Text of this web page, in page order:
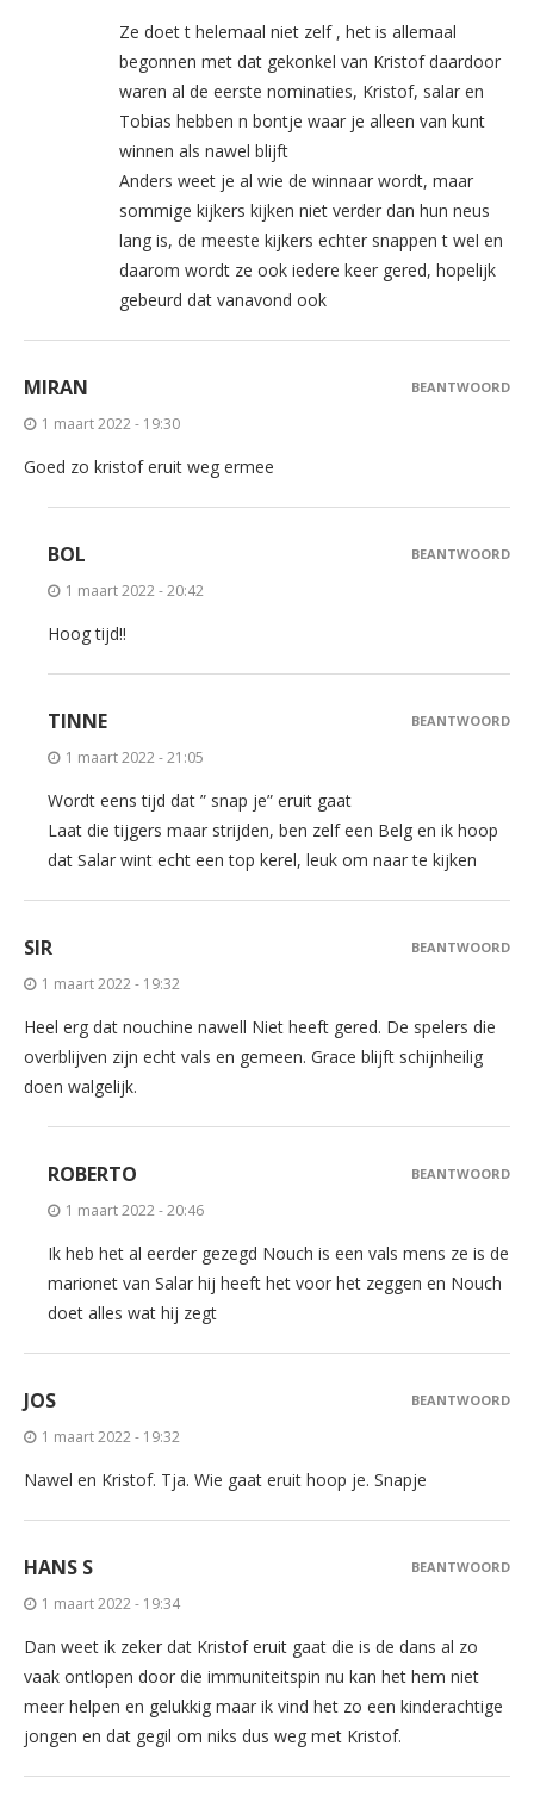
Ze doet t helemaal niet zelf , het is allemaal
begonnen met dat gekonkel van Kristof daardoor
waren al de eerste nominaties, Kristof, salar en
Tobias hebben n bontje waar je alleen van kunt
winnen als nawel blijft
Anders weet je al wie de winnaar wordt, maar
sommige kijkers kijken niet verder dan hun neus
lang is, de meeste kijkers echter snappen t wel en
daarom wordt ze ook iedere keer gered, hopelijk
gebeurd dat vanavond ook
MIRAN
1 maart 2022 - 19:30
Goed zo kristof eruit weg ermee
BEANTWOORD
BOL
1 maart 2022 - 20:42
Hoog tijd!!
BEANTWOORD
TINNE
1 maart 2022 - 21:05
Wordt eens tijd dat ” snap je” eruit gaat
Laat die tijgers maar strijden, ben zelf een Belg en ik hoop
dat Salar wint echt een top kerel, leuk om naar te kijken
BEANTWOORD
SIR
1 maart 2022 - 19:32
Heel erg dat nouchine nawell Niet heeft gered. De spelers die
overblijven zijn echt vals en gemeen. Grace blijft schijnheilig
doen walgelijk.
BEANTWOORD
ROBERTO
1 maart 2022 - 20:46
Ik heb het al eerder gezegd Nouch is een vals mens ze is de
marionet van Salar hij heeft het voor het zeggen en Nouch
doet alles wat hij zegt
BEANTWOORD
JOS
1 maart 2022 - 19:32
Nawel en Kristof. Tja. Wie gaat eruit hoop je. Snapje
BEANTWOORD
HANS S
1 maart 2022 - 19:34
Dan weet ik zeker dat Kristof eruit gaat die is de dans al zo
vaak ontlopen door die immuniteitspin nu kan het hem niet
meer helpen en gelukkig maar ik vind het zo een kinderachtige
jongen en dat gegil om niks dus weg met Kristof.
BEANTWOORD